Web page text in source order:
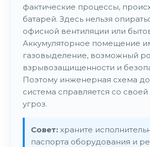
фактические процессы,
батарей. Здесь нельзя
офисной вентиляции или
Аккумуляторное помещение
газовыделение, возможный
взрывозащищенности и
Поэтому инженерная схема
система справляется со
угроз.
Совет: храните
паспорта оборудования и